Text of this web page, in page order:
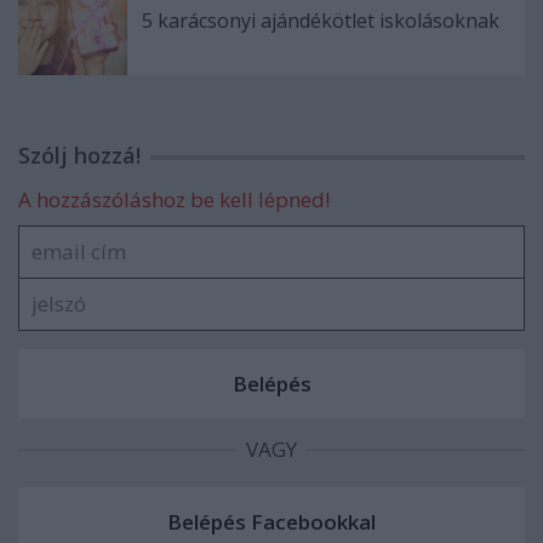
5 karácsonyi ajándékötlet iskolásoknak
Szólj hozzá!
A hozzászóláshoz be kell lépned!
VAGY